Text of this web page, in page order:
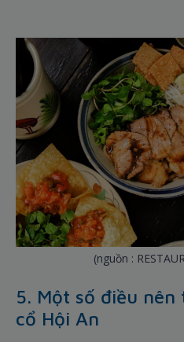
(nguồn :
5. Một số điều
cổ Hội An